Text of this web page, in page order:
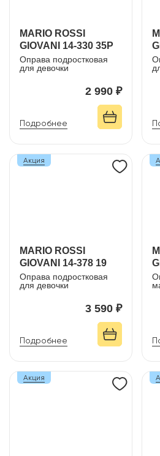
MARIO ROSSI
GIOVANI 14-330 35P
Оправа подростковая
для девочки
2 990 ₽
Подробнее
MARIO ROSSI
GIOVANI 14-378 19
Оправа подростковая
для девочки
3 590 ₽
Подробнее
Акция
Акция